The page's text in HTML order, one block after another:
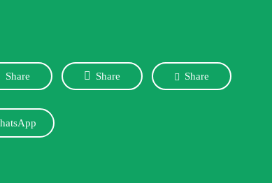
Share Share Share